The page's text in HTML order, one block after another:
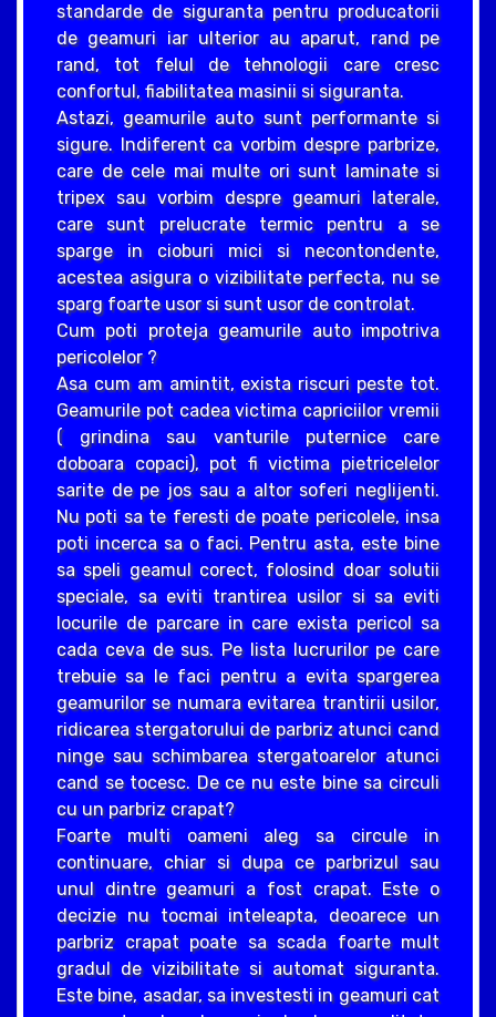
standarde de siguranta pentru producatorii
de geamuri iar ulterior au aparut, rand pe
rand, tot felul de tehnologii care cresc
confortul, fiabilitatea masinii si siguranta.
Astazi, geamurile auto sunt performante si
sigure. Indiferent ca vorbim despre parbrize,
care de cele mai multe ori sunt laminate si
tripex sau vorbim despre geamuri laterale,
care sunt prelucrate termic pentru a se
sparge in cioburi mici si necontondente,
acestea asigura o vizibilitate perfecta, nu se
sparg foarte usor si sunt usor de controlat.
Cum poti proteja geamurile auto impotriva
pericolelor ?
Asa cum am amintit, exista riscuri peste tot.
Geamurile pot cadea victima capriciilor vremii
( grindina sau vanturile puternice care
doboara copaci), pot fi victima pietricelelor
sarite de pe jos sau a altor soferi neglijenti.
Nu poti sa te feresti de poate pericolele, insa
poti incerca sa o faci. Pentru asta, este bine
sa speli geamul corect, folosind doar solutii
speciale, sa eviti trantirea usilor si sa eviti
locurile de parcare in care exista pericol sa
cada ceva de sus. Pe lista lucrurilor pe care
trebuie sa le faci pentru a evita spargerea
geamurilor se numara evitarea trantirii usilor,
ridicarea stergatorului de parbriz atunci cand
ninge sau schimbarea stergatoarelor atunci
cand se tocesc. De ce nu este bine sa circuli
cu un parbriz crapat?
Foarte multi oameni aleg sa circule in
continuare, chiar si dupa ce parbrizul sau
unul dintre geamuri a fost crapat. Este o
decizie nu tocmai inteleapta, deoarece un
parbriz crapat poate sa scada foarte mult
gradul de vizibilitate si automat siguranta.
Este bine, asadar, sa investesti in geamuri cat